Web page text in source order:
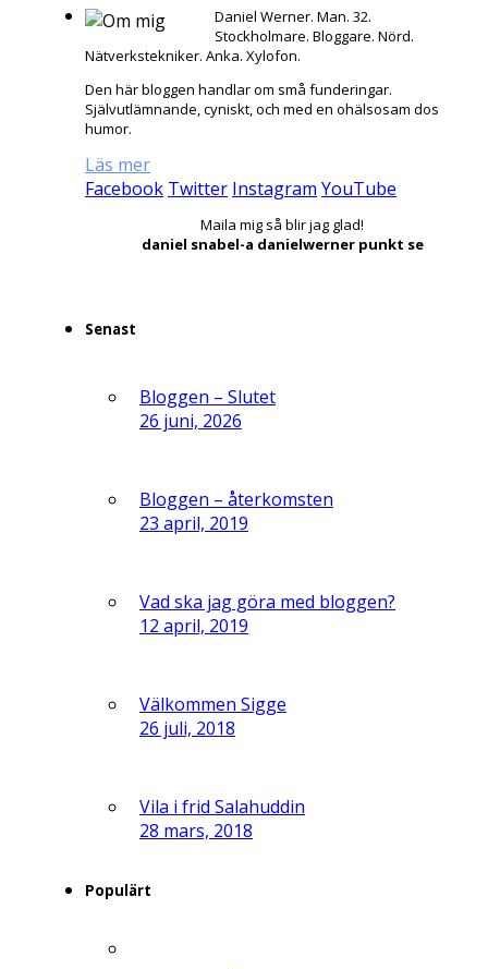
Daniel Werner. Man. 32.
Stockholmare. Bloggare. Nörd.
Nätverkstekniker. Anka. Xylofon.
Den här bloggen handlar om små funderingar.
Självutlämnande, cyniskt, och med en ohälsosam dos
humor.
Läs mer
Facebook Twitter Instagram YouTube
Maila mig så blir jag glad!
daniel snabel-a danielwerner punkt se
Senast
Bloggen – Slutet
26 juni, 2026
Bloggen – återkomsten
23 april, 2019
Vad ska jag göra med bloggen?
12 april, 2019
Välkommen Sigge
26 juli, 2018
Vila i frid Salahuddin
28 mars, 2018
Populärt